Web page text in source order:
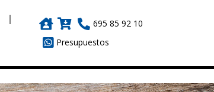
695 85 92 10
Presupuestos